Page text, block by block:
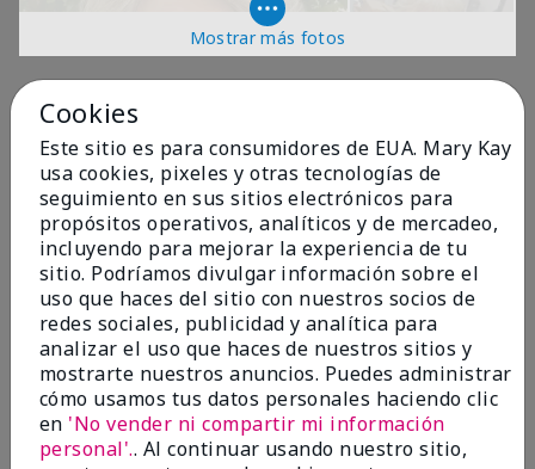
Mostrar más fotos
OPINIONES
4.9
299 Reseñas
Escribir Una Opinión
99%
de los encuestados recomendaría a un amigo.
5 estrellas 287
Cookies
Este sitio es para consumidores de EUA. Mary Kay
usa cookies, pixeles y otras tecnologías de
seguimiento en sus sitios electrónicos para
propósitos operativos, analíticos y de mercadeo,
incluyendo para mejorar la experiencia de tu
sitio. Podríamos divulgar información sobre el
uso que haces del sitio con nuestros socios de
redes sociales, publicidad y analítica para
analizar el uso que haces de nuestros sitios y
mostrarte nuestros anuncios. Puedes administrar
cómo usamos tus datos personales haciendo clic
en 'No vender ni compartir mi información
personal'.. Al continuar usando nuestro sitio,